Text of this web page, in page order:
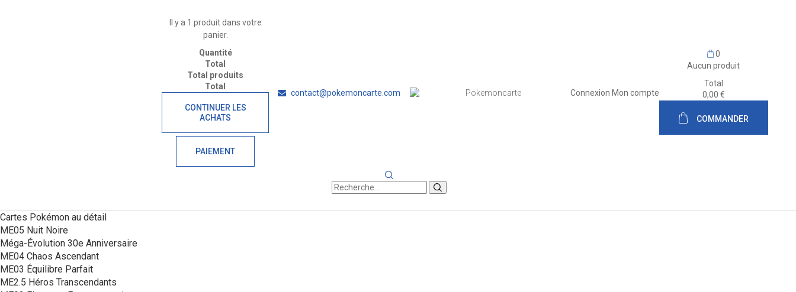
contact@pokemoncarte.com Connexion Mon compte
0
Aucun produit
Total
0,00 €
COMMANDER
Il y a 1 produit dans votre
panier.
Quantité
Total
Total produits
Total
CONTINUER LES
ACHATS
PAIEMENT
Cartes Pokémon au détail
ME05 Nuit Noire
Méga-Évolution 30e Anniversaire
ME04 Chaos Ascendant
ME03 Équilibre Parfait
ME2.5 Héros Transcendants